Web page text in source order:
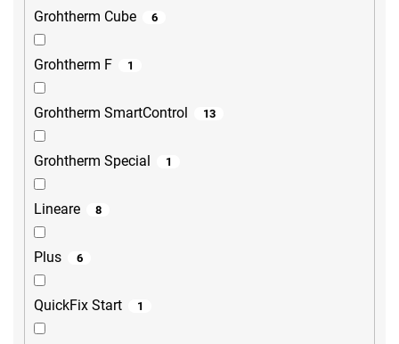
Grohtherm Cube 6
Grohtherm F 1
Grohtherm SmartControl 13
Grohtherm Special 1
Lineare 8
Plus 6
QuickFix Start 1